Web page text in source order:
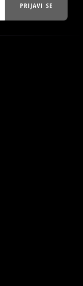
PRIJAVI SE